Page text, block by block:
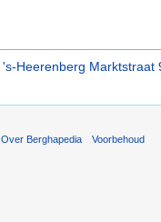
's-Heerenberg Marktstraat
Over Berghapedia Voorbehoud